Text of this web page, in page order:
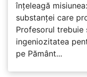
înțeleagă
substanței care
Profesorul trebuie
ingeniozitatea
pe Pământ...